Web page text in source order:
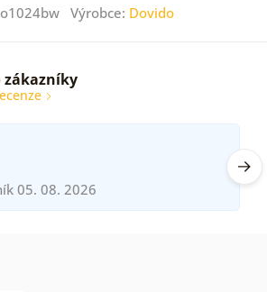
Výrobce: Dovido
zákazníky
05. 08. 2026